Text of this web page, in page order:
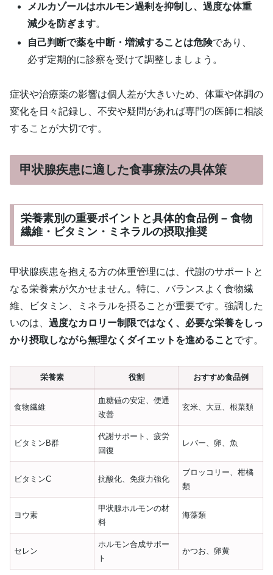
メルカゾールはホルモン過剰を抑制し、過度な体重
減少を防ぎます。
自己判断で薬を中断・増減することは危険であり、
必ず定期的に診察を受けて調整しましょう。
症状や治療薬の影響は個人差が大きいため、体重や体調の
変化を日々記録し、不安や疑問があれば専門の医師に相談
することが大切です。
甲状腺疾患に適した食事療法の具体策
栄養素別の重要ポイントと具体的食品例 – 食物
繊維・ビタミン・ミネラルの摂取推奨
甲状腺疾患を抱える方の体重管理には、代謝のサポートと
なる栄養素が欠かせません。特に、バランスよく食物繊
維、ビタミン、ミネラルを摂ることが重要です。強調した
いのは、 過度なカロリー制限ではなく、必要な栄養をしっ
かり摂取しながら無理なくダイエットを進めることです。
栄養素 役割 おすすめ食品例
食物繊維
血糖値の安定、便通
改善
玄米、大豆、根菜類
ビタミンB群
代謝サポート、疲労
回復
レバー、卵、魚
ビタミンC 抗酸化、免疫力強化
ブロッコリー、柑橘
類
ヨウ素
甲状腺ホルモンの材
料
海藻類
セレン
ホルモン合成サポー
ト
かつお、卵黄